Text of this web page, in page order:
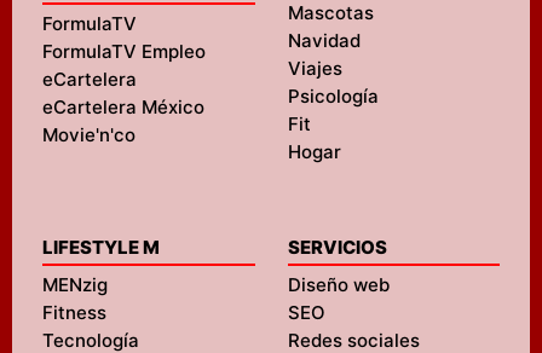
FormulaTV
FormulaTV Empleo
eCartelera
eCartelera México
Movie'n'co
Mascotas
Navidad
Viajes
Psicología
Fit
Hogar
LIFESTYLE M
MENzig
Fitness
Tecnología
SERVICIOS
Diseño web
SEO
Redes sociales